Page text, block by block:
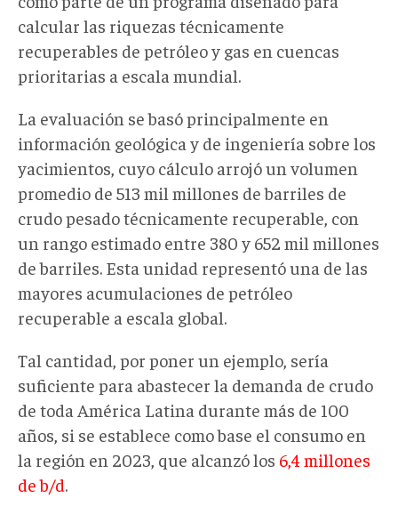
calcular las riquezas técnicamente
recuperables de petróleo y gas en cuencas
prioritarias a escala mundial.
La evaluación se basó principalmente en
información geológica y de ingeniería sobre los
yacimientos, cuyo cálculo arrojó un volumen
promedio de 513 mil millones de barriles de
crudo pesado técnicamente recuperable, con
un rango estimado entre 380 y 652 mil millones
de barriles. Esta unidad representó una de las
mayores acumulaciones de petróleo
recuperable a escala global.
Tal cantidad, por poner un ejemplo, sería
suficiente para abastecer la demanda de crudo
de toda América Latina durante más de 100
años, si se establece como base el consumo en
la región en 2023, que alcanzó los 6,4 millones
de b/d.